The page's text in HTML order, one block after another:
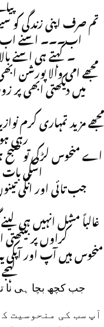
تم صرف اپنی زندگی کو
اب۔۔۔ اسنے اب
۔ کہتے ہی اسنے
مجھے امی والا پورشن
میں دیکھتی ابھی پر
مجھے مزید تمہاری کرم
رہی
اے منحوس لڑکی تو
اسکی بات
جب تائی اور انکی
غالباً مشل انہیں ہی
کراوں پر
منحوس ہیں آپ اور
جب کچھ بچا ہی نا
آپ سب کی منحوسیت